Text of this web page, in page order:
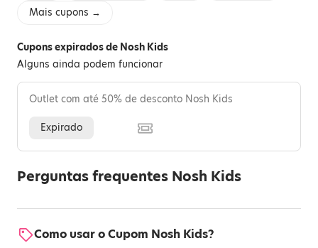
Mais cupons →
Cupons expirados de Nosh Kids
Alguns ainda podem funcionar
Outlet com até 50% de desconto Nosh Kids
Expirado
Perguntas frequentes Nosh Kids
Como usar o Cupom Nosh Kids?